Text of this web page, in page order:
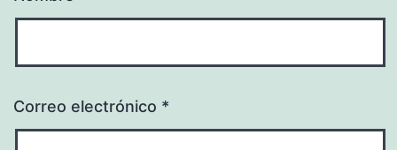
Correo electrónico *